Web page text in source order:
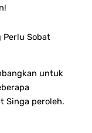
Perlu Sobat
untuk
Singa peroleh.